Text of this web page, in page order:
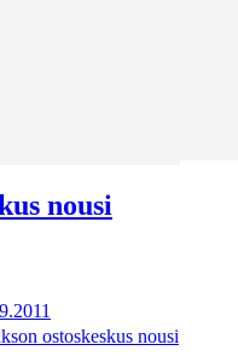
nousi
ostoskeskus nousi